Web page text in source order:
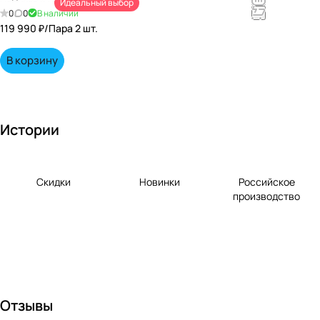
непревзойд
0 0 В наличии
Идеальный выбор
119 990 ₽/Пара 2 шт.
В корзину
Истории
Скидки Новинки
Российское
производство
Отзывы